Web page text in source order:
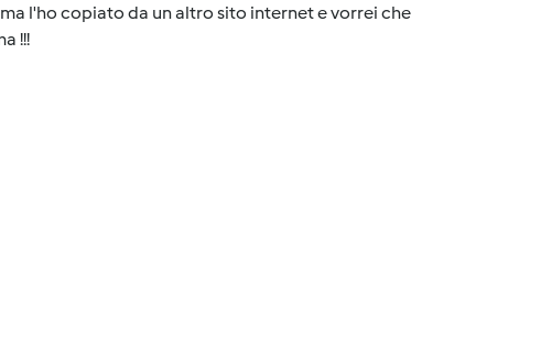
l'ho copiato da un altro sito internet e vorrei che
!!!